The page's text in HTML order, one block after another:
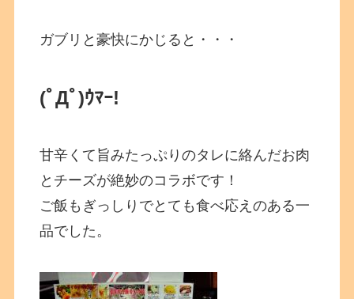
ガブリと豪快にかじると・・・
(ﾟДﾟ)ｳﾏｰ!
甘辛くて旨みたっぷりのタレに絡んだお肉
とチーズが絶妙のコラボです！
ご飯もぎっしりでとても食べ応えのある一
品でした。